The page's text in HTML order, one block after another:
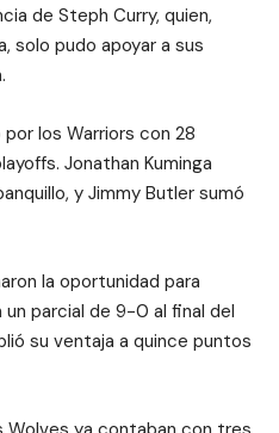
de Steph Curry, quien,
solo pudo apoyar a sus
los Warriors con 28
Jonathan Kuminga
y Jimmy Butler sumó
la oportunidad para
parcial de 9-0 al final del
su ventaja a quince puntos